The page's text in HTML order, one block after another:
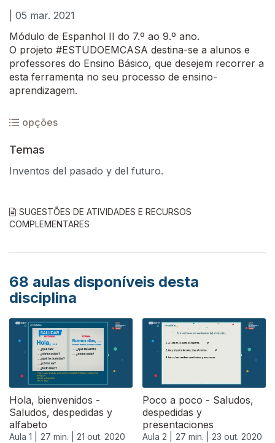
| 05 mar. 2021
Módulo de Espanhol II do 7.º ao 9.º ano.
O projeto #ESTUDOEMCASA destina-se a alunos e
professores do Ensino Básico, que desejem recorrer a
esta ferramenta no seu processo de ensino-
aprendizagem.
opções
Temas
Inventos del pasado y del futuro.
SUGESTÕES DE ATIVIDADES E RECURSOS
COMPLEMENTARES
68 aulas disponíveis desta
disciplina
Hola, bienvenidos -
Saludos, despedidas y
alfabeto
Aula 1 | 27 min. | 21 out. 2020
Poco a poco - Saludos,
despedidas y
presentaciones
Aula 2 | 27 min. | 23 out. 2020